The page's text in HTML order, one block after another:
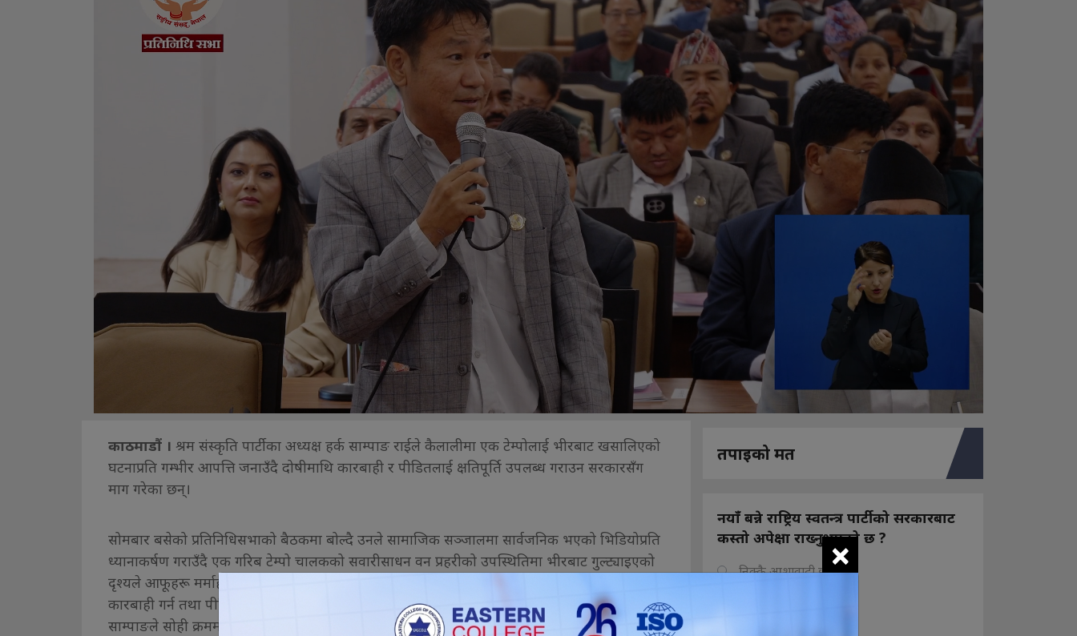
काठमाडौं । श्रम संस्कृति पार्टीका अध्यक्ष हर्क साम्पाङ राईले कैलालीमा एक टेम्पोलाई भीरबाट खसालिएको
घटनाप्रति गम्भीर आपत्ति जनाउँदै दोषीमाथि कारबाही र पीडितलाई क्षतिपूर्ति उपलब्ध गराउन सरकारसँग
माग गरेका छन्।
सोमबार बसेको प्रतिनिधिसभाको बैठकमा बोल्दै उनले सामाजिक सञ्जालमा सार्वजनिक भएको भिडियोप्रति
ध्यानाकर्षण गराउँदै एक गरिब टेम्पो चालकको सवारीसाधन वन प्रहरीको उपस्थितिमा भीरबाट गुल्ट्याइएको
दृश्यले आफूहरू मर्माहत भएको बताए। उनले उक्त घटनाको निष्पक्ष छानबिन गरी संलग्न व्यक्तिमाथि कानुनी
कारबाही गर्न तथा पीडित चालकलाई उचित क्षतिपूर्ति उपलब्ध गराउन गृहमन्त्रीको ध्यानाकर्षण गराए।
साम्पाङले सोही क्रममा घरको छानामाथि ढुंगा हानिएको अर्को दृश्य पनि देखिएको उल्लेख गर्दै पछिल्लो समय
तपाइको मत
नयाँ बन्ने राष्ट्रिय स्वतन्त्र पार्टीको सरकारबाट
कस्तो अपेक्षा राख्नुभएको छ ?
निक्कै आशावादी छौ×